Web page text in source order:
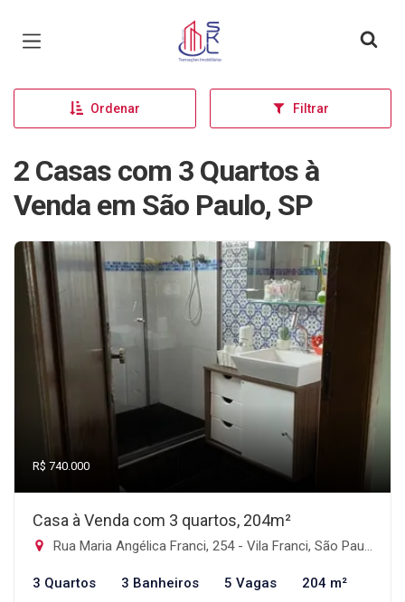
Página inicial
Ordenar Filtrar
2 Casas com 3 Quartos à
Venda em São Paulo, SP
R$ 740.000
Casa à Venda com 3 quartos, 204m²
Rua Maria Angélica Franci, 254 - Vila Franci, São Paulo-SP
3 Quartos 3 Banheiros 5 Vagas 204 m²